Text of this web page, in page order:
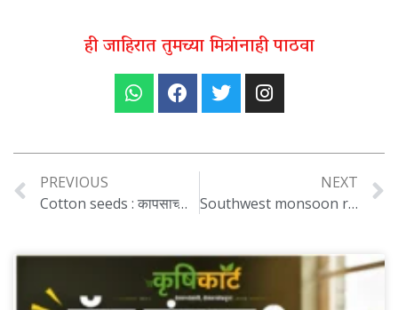
ही जाहिरात तुमच्या मित्रांनाही पाठवा
PREVIOUS
Cotton seeds : कापसाच्या बियाण्यांची विक्री किंमत निश्चित, या तारखेपासून होणार विक्रीला सुरुवात ..
NEXT
Southwest monsoon rains : देशात १३ मे पासून नैर्ऋत्य मोसमी पावसाचे आगमन, काही भागांत वाऱ्यासह पावसाची शक्यता…